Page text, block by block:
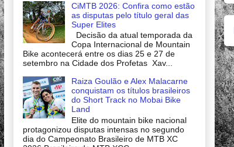
CiMTB 2026: Confira como estão
as disputas pelo título geral das
Super Elites
Decisão da atual temporada da
Copa Internacional de Mountain
Bike acontecerá entre os dias 25 e 27 de
setembro na Cidade dos Profetas Xav...
Raiza Goulão e Alex Malacarne
conquistam os títulos brasileiros
do Short Track no Mobai Bike
Land
Elite do mountain bike nacional
protagonizou disputas intensas no segundo
dia do Campeonato Brasileiro de MTB XC